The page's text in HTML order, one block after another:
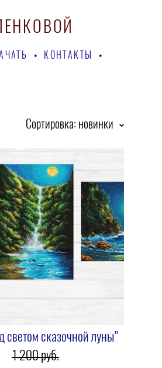
• КОНТАКТЫ
•
• КОНТАКТЫ
•
Сортировка: новинки
светом сказочной луны"
1 200 pуб.